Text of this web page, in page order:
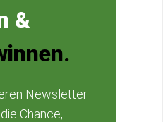
&
Newsletter
Chance,